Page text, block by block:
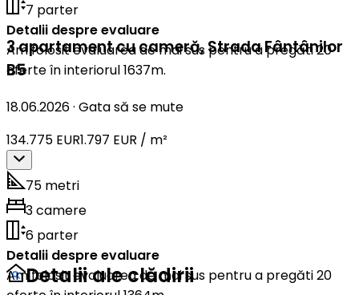
7 parter
Detalii despre evaluare
Am folosit evaluarea de mai sus pentru a pregăti 20
oferte în interiorul 1637m.
3 apartament cu cameră,Strada Fântânilor
B5
18.06.2026· Gata să se mute
134.775 EUR1.797 EUR / m²
75 metri
3 camere
6 parter
Detalii despre evaluare
Am folosit evaluarea de mai sus pentru a pregăti 20
Detalii ale clădirii